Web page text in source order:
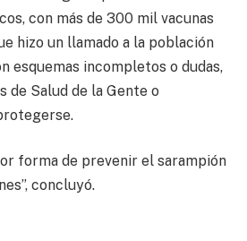
con más de 300 mil vacunas
hizo un llamado a la población
esquemas incompletos o dudas,
de Salud de la Gente o
forma de prevenir el sarampión
concluyó.